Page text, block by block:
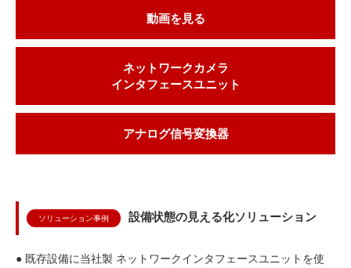
動画を見る
ネットワークカメラ
インタフェースユニット
アナログ信号変換器
ソリューション事例 設備状態の見える化ソリューション
● 既存設備に当社製 ネットワークインタフェースユニットを使